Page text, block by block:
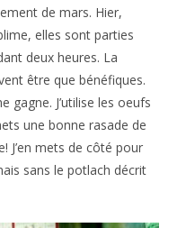
de mars. Hier,
elles sont parties
deux heures. La
être que bénéfiques.
gagne. J’utilise les oeufs
une bonne rasade de
J’en mets de côté pour
sans le potlach décrit